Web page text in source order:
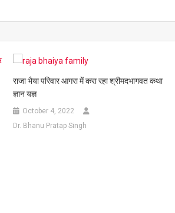
राजा भैया परिवार आगरा में करा रहा श्रीमदभागवत कथा
ज्ञान यज्ञ
October 4, 2022
Dr. Bhanu Pratap Singh